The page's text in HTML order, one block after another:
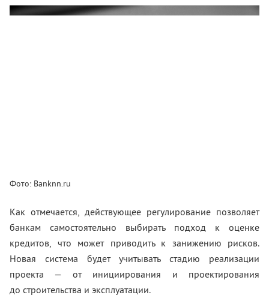
Фото: Banknn.ru
Как отмечается, действующее регулирование позволяет
банкам самостоятельно выбирать подход к оценке
кредитов, что может приводить к занижению рисков.
Новая система будет учитывать стадию реализации
проекта — от инициирования и проектирования
до строительства и эксплуатации.